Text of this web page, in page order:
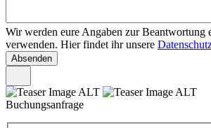
Wir werden eure Angaben zur Beantwortung
verwenden. Hier findet ihr unsere
Buchungsanfrage